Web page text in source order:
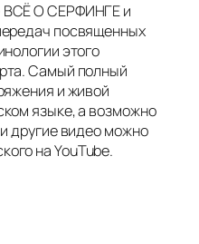
ВСЁ О СЕРФИНГЕ и
посвященных
этого
Самый полный
и живой
языке, а возможно
другие видео можно
на YouTube.